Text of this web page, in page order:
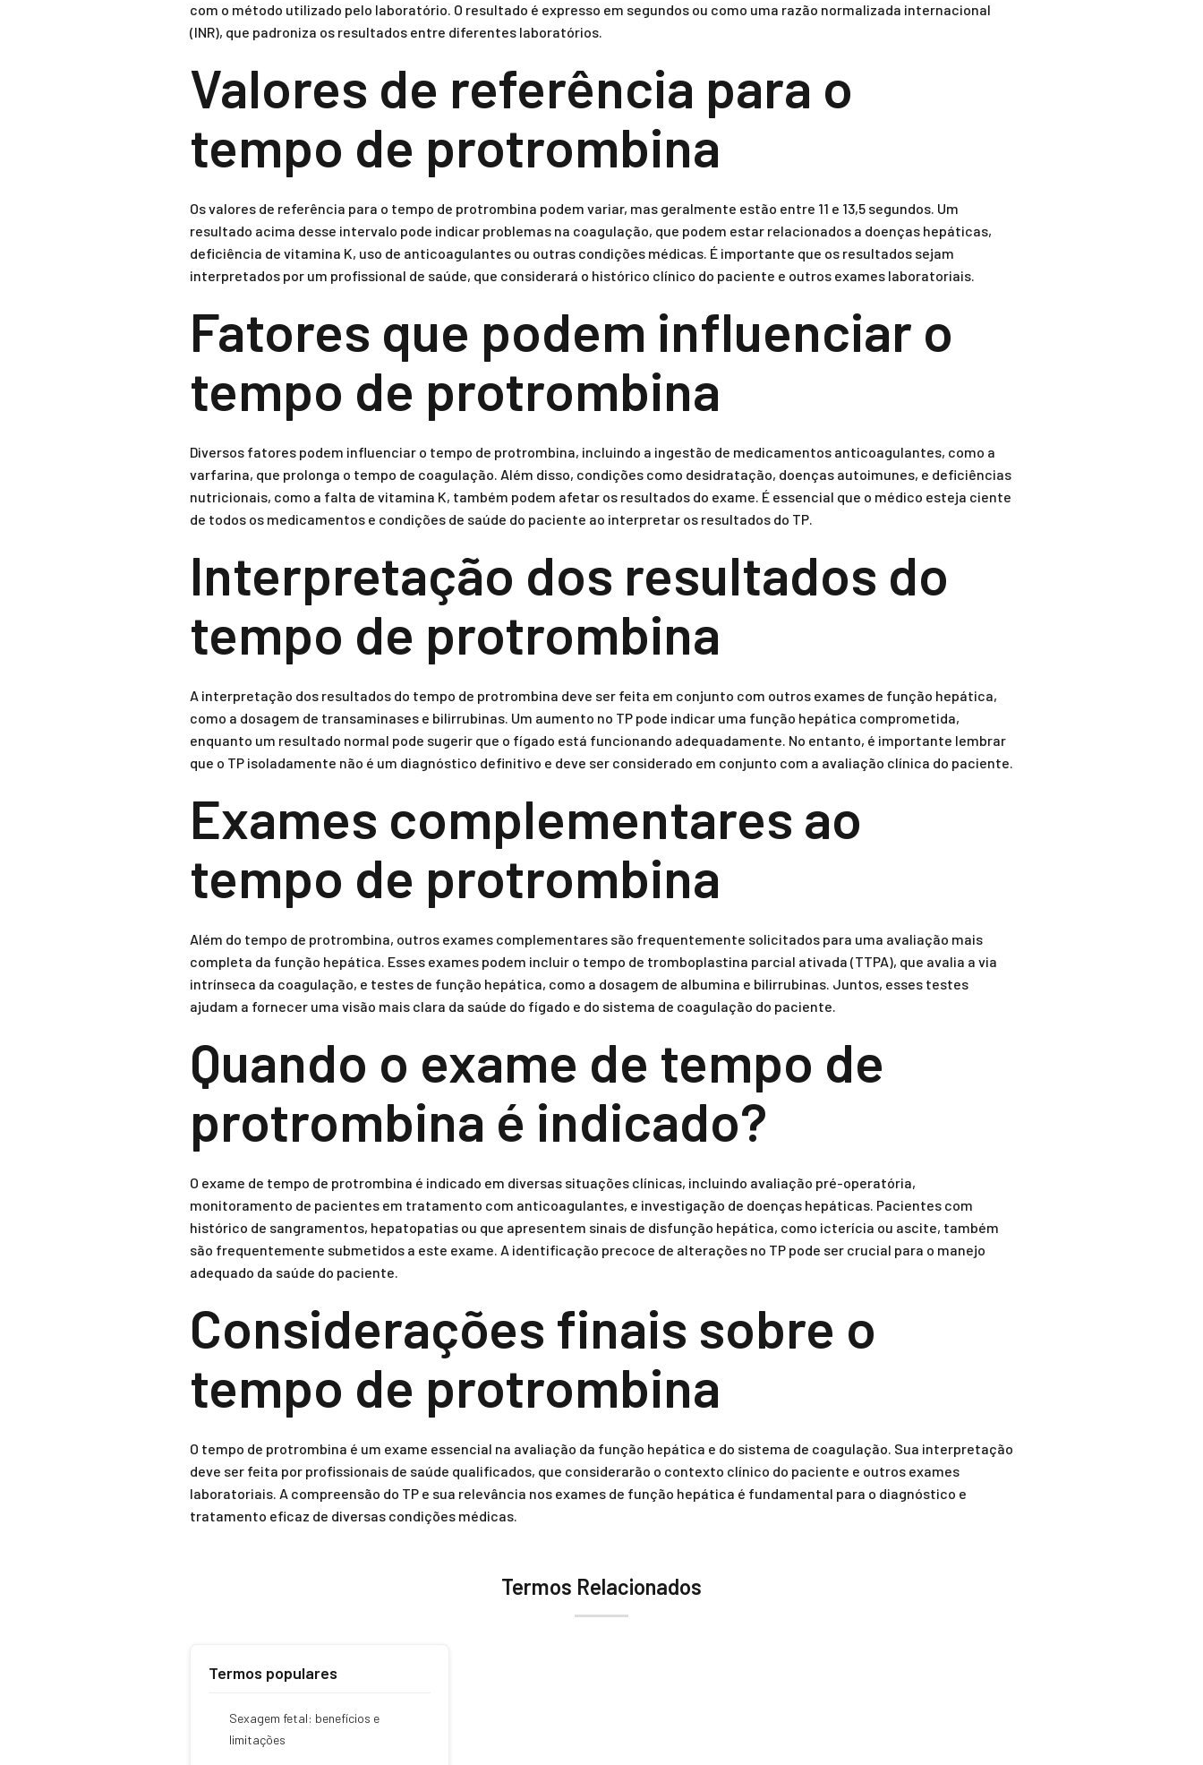
com o método utilizado pelo laboratório. O resultado é expresso em segundos ou como uma razão normalizada internacional
(INR), que padroniza os resultados entre diferentes laboratórios.
Valores de referência para o
tempo de protrombina
Os valores de referência para o tempo de protrombina podem variar, mas geralmente estão entre 11 e 13,5 segundos. Um
resultado acima desse intervalo pode indicar problemas na coagulação, que podem estar relacionados a doenças hepáticas,
deficiência de vitamina K, uso de anticoagulantes ou outras condições médicas. É importante que os resultados sejam
interpretados por um profissional de saúde, que considerará o histórico clínico do paciente e outros exames laboratoriais.
Fatores que podem influenciar o
tempo de protrombina
Diversos fatores podem influenciar o tempo de protrombina, incluindo a ingestão de medicamentos anticoagulantes, como a
varfarina, que prolonga o tempo de coagulação. Além disso, condições como desidratação, doenças autoimunes, e deficiências
nutricionais, como a falta de vitamina K, também podem afetar os resultados do exame. É essencial que o médico esteja ciente
de todos os medicamentos e condições de saúde do paciente ao interpretar os resultados do TP.
Interpretação dos resultados do
tempo de protrombina
A interpretação dos resultados do tempo de protrombina deve ser feita em conjunto com outros exames de função hepática,
como a dosagem de transaminases e bilirrubinas. Um aumento no TP pode indicar uma função hepática comprometida,
enquanto um resultado normal pode sugerir que o fígado está funcionando adequadamente. No entanto, é importante lembrar
que o TP isoladamente não é um diagnóstico definitivo e deve ser considerado em conjunto com a avaliação clínica do paciente.
Exames complementares ao
tempo de protrombina
Além do tempo de protrombina, outros exames complementares são frequentemente solicitados para uma avaliação mais
completa da função hepática. Esses exames podem incluir o tempo de tromboplastina parcial ativada (TTPA), que avalia a via
intrínseca da coagulação, e testes de função hepática, como a dosagem de albumina e bilirrubinas. Juntos, esses testes
ajudam a fornecer uma visão mais clara da saúde do fígado e do sistema de coagulação do paciente.
Quando o exame de tempo de
protrombina é indicado?
O exame de tempo de protrombina é indicado em diversas situações clínicas, incluindo avaliação pré-operatória,
monitoramento de pacientes em tratamento com anticoagulantes, e investigação de doenças hepáticas. Pacientes com
histórico de sangramentos, hepatopatias ou que apresentem sinais de disfunção hepática, como icterícia ou ascite, também
são frequentemente submetidos a este exame. A identificação precoce de alterações no TP pode ser crucial para o manejo
adequado da saúde do paciente.
Considerações finais sobre o
tempo de protrombina
O tempo de protrombina é um exame essencial na avaliação da função hepática e do sistema de coagulação. Sua interpretação
deve ser feita por profissionais de saúde qualificados, que considerarão o contexto clínico do paciente e outros exames
laboratoriais. A compreensão do TP e sua relevância nos exames de função hepática é fundamental para o diagnóstico e
tratamento eficaz de diversas condições médicas.
Termos Relacionados
Termos populares
Sexagem fetal: benefícios e
limitações